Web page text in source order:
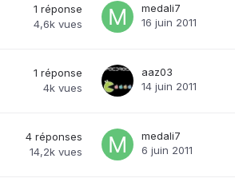
1 réponse
4,6k vues
medali7
16 juin 2011
1 réponse
4k vues
aaz03
14 juin 2011
4 réponses
14,2k vues
medali7
6 juin 2011